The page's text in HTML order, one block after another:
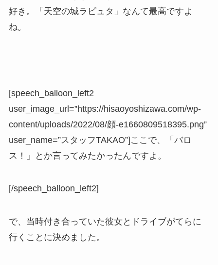
好き。「天空の城ラピュタ」なんて最高ですよ
ね。
[speech_balloon_left2
user_image_url=”https://hisaoyoshizawa.com/wp-
content/uploads/2022/08/顔-e1660809518395.png”
user_name=”スタッフTAKAO”]ここで、「バロ
ス！」とか言ってみたかったんですよ。
[/speech_balloon_left2]
で、当時付き合っていた彼女とドライブがてらに
行くことに決めました。